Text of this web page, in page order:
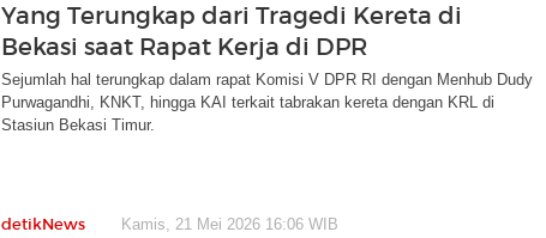
Yang Terungkap dari Tragedi Kereta di
Bekasi saat Rapat Kerja di DPR
Sejumlah hal terungkap dalam rapat Komisi V DPR RI dengan Menhub Dudy
Purwagandhi, KNKT, hingga KAI terkait tabrakan kereta dengan KRL di
Stasiun Bekasi Timur.
detikNews Kamis, 21 Mei 2026 16:06 WIB